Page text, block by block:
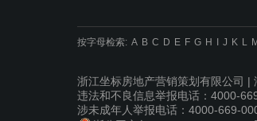
按字母检索: A B C D E F G H J K L M
浙江坐标房地产营销策划有限公司 |
违法和不良信息举报电话：4000-
涉未成年人举报电话：4000-669-